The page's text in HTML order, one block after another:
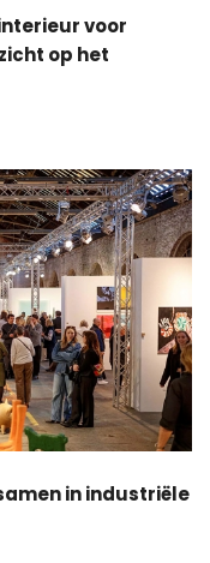
voor
op het
in industriële